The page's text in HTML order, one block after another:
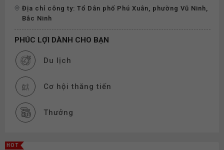
Địa chỉ công ty: Tổ Dân phố Phú Xuân, phường Vũ Ninh,
Bắc Ninh
PHÚC LỢI DÀNH CHO BẠN
Du lịch
Cơ hội thăng tiến
Thưởng
HOT